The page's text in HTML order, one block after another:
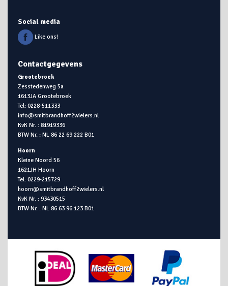
Social media
Like ons!
Contactgegevens
Grootebroek
Zesstedenweg 5a
1613JA Grootebroek
Tel: 0228-511333
info@smitbrandhoff2wielers.nl
KvK Nr. : 81919336
BTW Nr. : NL 86 22 69 222 B01
Hoorn
Kleine Noord 56
1621JH Hoorn
Tel: 0229-215729
hoorn@smitbrandhoff2wielers.nl
KvK Nr. : 93430515
BTW Nr. : NL 86 63 96 123 B01